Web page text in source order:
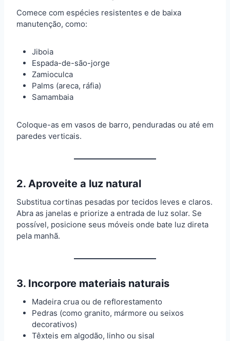
Comece com espécies resistentes e de baixa
manutenção, como:
Jiboia
Espada-de-são-jorge
Zamioculca
Palms (areca, ráfia)
Samambaia
Coloque-as em vasos de barro, penduradas ou até em
paredes verticais.
2. Aproveite a luz natural
Substitua cortinas pesadas por tecidos leves e claros.
Abra as janelas e priorize a entrada de luz solar. Se
possível, posicione seus móveis onde bate luz direta
pela manhã.
3. Incorpore materiais naturais
Madeira crua ou de reflorestamento
Pedras (como granito, mármore ou seixos
decorativos)
Têxteis em algodão, linho ou sisal